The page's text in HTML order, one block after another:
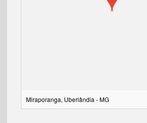
Miraporanga, Uberlândia - MG